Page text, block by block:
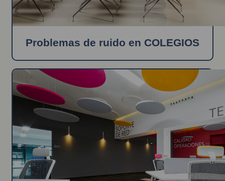
Problemas de ruido en COLEGIOS